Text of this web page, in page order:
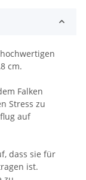
cm.
Falken
Stress zu
auf
dass sie für
ist.